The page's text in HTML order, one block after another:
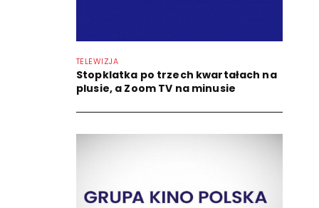
TELEWIZJA
Stopklatka po trzech kwartałach na
plusie, a Zoom TV na minusie